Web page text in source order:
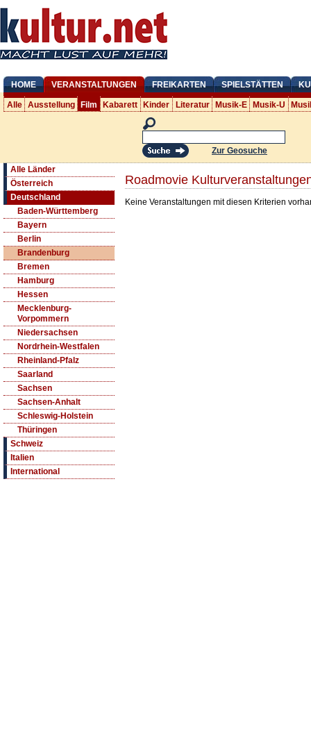
HOME VERANSTALTUNGEN FREIKARTEN SPIELSTÄTTEN
Alle Ausstellung Film Kabarett Kinder Literatur Musik-E Musik-U
Zur Geosuche
Alle Länder
Österreich
Deutschland
Baden-Württemberg
Bayern
Berlin
Brandenburg
Bremen
Hamburg
Hessen
Mecklenburg-
Vorpommern
Niedersachsen
Nordrhein-Westfalen
Rheinland-Pfalz
Saarland
Sachsen
Sachsen-Anhalt
Schleswig-Holstein
Thüringen
Schweiz
Italien
International
Roadmovie
Keine Veranstaltungen mit diesen Kriterien